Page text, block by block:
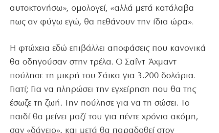
αυτοκτονήσω», ομολογεί, «αλλά μετά κατάλαβα
πως αν φύγω εγώ, θα πεθάνουν την ίδια ώρα».
Η φτώχεια εδώ επιβάλλει αποφάσεις που κανονικά
θα οδηγούσαν στην τρέλα. Ο Σαΐντ Άχμαντ
πούλησε τη μικρή του Σάικα για 3.200 δολάρια.
Γιατί; Για να πληρώσει την εγχείρηση που θα της
έσωζε τη ζωή. Την πούλησε για να τη σώσει. Το
παιδί θα μείνει μαζί του για πέντε χρόνια ακόμη,
σαν «δάνειο», και μετά θα παραδοθεί στον